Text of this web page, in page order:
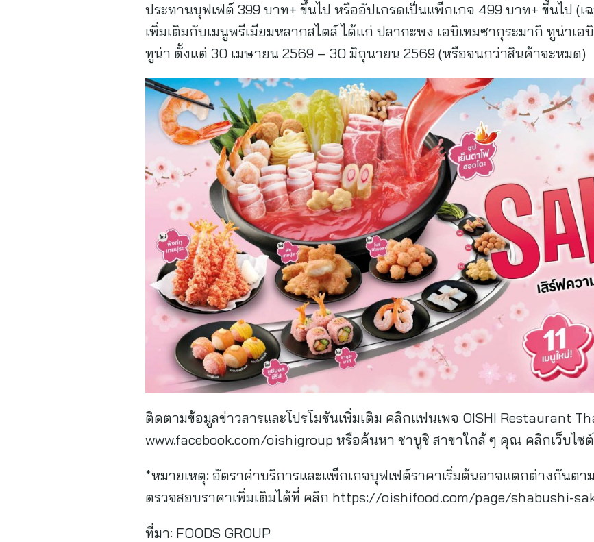
ประทานบุฟเฟต์ 399 บาท+ ขึ้นไป หรืออัปเกรดเป็นแพ็กเกจ 499 บาท+ ขึ้นไป (เ
เพิ่มเติมกับเมนูพรีเมียมหลากสไตล์ ได้แก่ ปลากะพง เอบิเทมซากุระมากิ ทูน่าเ
ทูน่า ตั้งแต่ 30 เมษายน 2569 – 30 มิถุนายน 2569 (หรือจนกว่าสินค้าจะหมด)
ติดตามข้อมูลข่าวสารและโปรโมชันเพิ่มเติม คลิกแฟนเพจ OISHI Restaurant
www.facebook.com/oishigroup หรือค้นหา ชาบูชิ สาขาใกล้ ๆ คุณ คลิกเว็บไซ
*หมายเหตุ: อัตราค่าบริการและแพ็กเกจบุฟเฟต์ราคาเริ่มต้นอาจแตกต่างกันต
ตรวจสอบราคาเพิ่มเติมได้ที่ คลิก https://oishifood.com/page/shabushi-
ที่มา: FOODS GROUP